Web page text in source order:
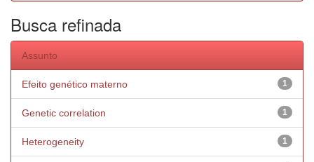
Busca refinada
Assunto
1
Efeito genético materno
1
Genetic correlation
1
Heterogeneity